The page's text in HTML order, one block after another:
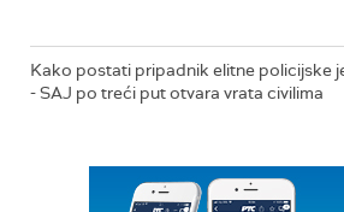
Kako postati pripadnik elitne policijske
- SAJ po treći put otvara vrata civilima